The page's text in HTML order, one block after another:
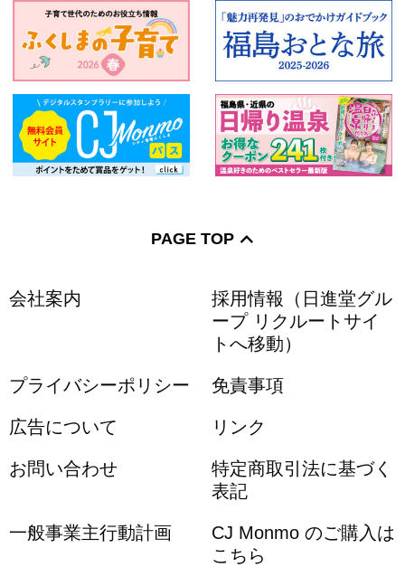
PAGE TOP
会社案内
採用情報（日進堂グル
ープ リクルートサイ
トへ移動）
プライバシーポリシー 免責事項
広告について リンク
お問い合わせ
特定商取引法に基づく
表記
一般事業主行動計画
CJ Monmo のご購入は
こちら